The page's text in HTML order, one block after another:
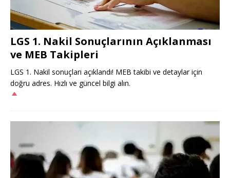
LGS 1. Nakil Sonuçlarının Açıklanması
ve MEB Takipleri
LGS 1. Nakil sonuçları açıklandı! MEB takibi ve detaylar için
doğru adres. Hızlı ve güncel bilgi alın.